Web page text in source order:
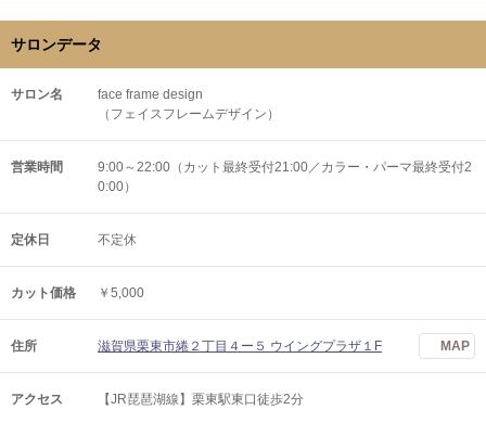
サロンデータ
サロン名
face frame design
（フェイスフレームデザイン）
営業時間
9:00～22:00（カット最終受付21:00／カラー・パーマ最終受付2
0:00）
定休日 不定休
カット価格 ￥5,000
住所 滋賀県栗東市綣２丁目４ー５ ウイングプラザ１F MAP
アクセス 【JR琵琶湖線】栗東駅東口徒歩2分